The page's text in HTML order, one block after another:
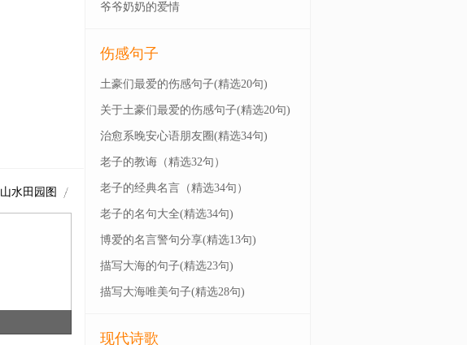
山水田园图
爷爷奶奶的爱情
伤感句子
土豪们最爱的伤感句子(精选20句)
关于土豪们最爱的伤感句子(精选20句)
治愈系晚安心语朋友圈(精选34句)
老子的教诲（精选32句）
老子的经典名言（精选34句）
老子的名句大全(精选34句)
博爱的名言警句分享(精选13句)
描写大海的句子(精选23句)
描写大海唯美句子(精选28句)
现代诗歌